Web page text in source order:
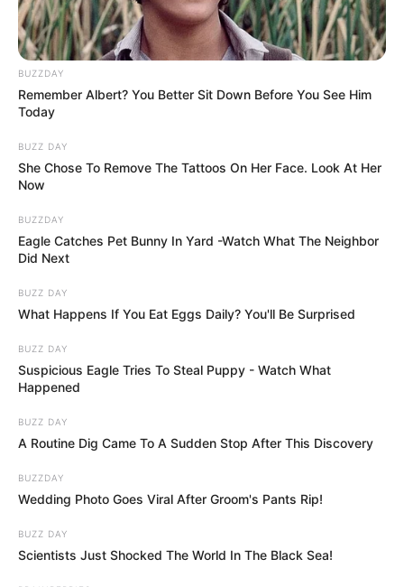
BUZZDAY
Remember Albert? You Better Sit Down Before You See Him
Today
BUZZ DAY
She Chose To Remove The Tattoos On Her Face. Look At Her
Now
BUZZDAY
Eagle Catches Pet Bunny In Yard -Watch What The Neighbor
Did Next
BUZZ DAY
What Happens If You Eat Eggs Daily? You'll Be Surprised
BUZZ DAY
Suspicious Eagle Tries To Steal Puppy - Watch What
Happened
BUZZ DAY
A Routine Dig Came To A Sudden Stop After This Discovery
BUZZDAY
Wedding Photo Goes Viral After Groom's Pants Rip!
BUZZ DAY
Scientists Just Shocked The World In The Black Sea!